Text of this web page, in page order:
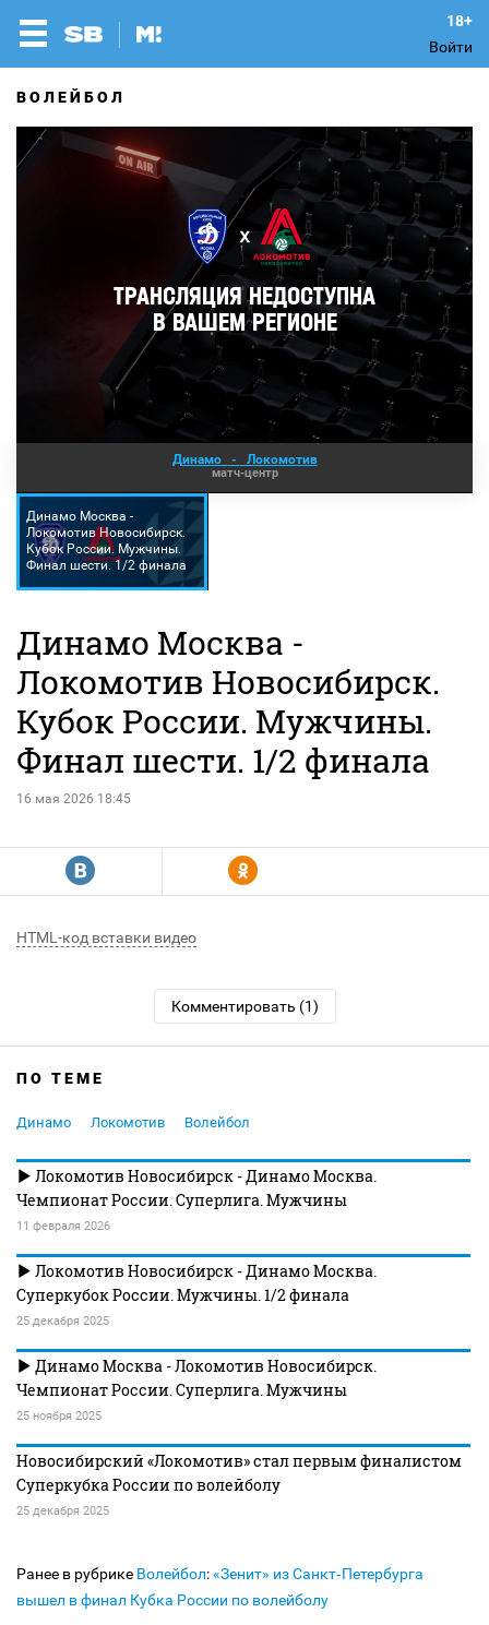
Войти
ВОЛЕЙБОЛ
Динамо - Локомотив
матч-центр
Динамо Москва -
Локомотив Новосибирск.
Кубок России. Мужчины.
Финал шести. 1/2 финала
Динамо Москва -
Локомотив Новосибирск.
Кубок России. Мужчины.
Финал шести. 1/2 финала
16 мая 2026 18:45
R Y
HTML-код вставки видео
Комментировать (1)
ПО ТЕМЕ
Динамо Локомотив Волейбол
Локомотив Новосибирск - Динамо Москва.
Чемпионат России. Суперлига. Мужчины
11 февраля 2026
Локомотив Новосибирск - Динамо Москва.
Суперкубок России. Мужчины. 1/2 финала
25 декабря 2025
Динамо Москва - Локомотив Новосибирск.
Чемпионат России. Суперлига. Мужчины
25 ноября 2025
Новосибирский «Локомотив» стал первым финалистом
Суперкубка России по волейболу
25 декабря 2025
Ранее в рубрике Волейбол:«Зенит» из Санкт‑Петербурга
вышел в финал Кубка России по волейболу